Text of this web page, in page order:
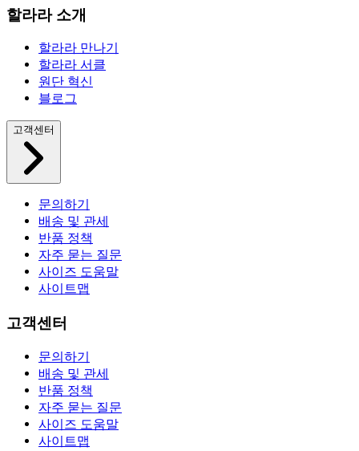
할라라 소개
할라라 만나기
할라라 서클
원단 혁신
블로그
고객센터
문의하기
배송 및 관세
반품 정책
자주 묻는 질문
사이즈 도움말
사이트맵
고객센터
문의하기
배송 및 관세
반품 정책
자주 묻는 질문
사이즈 도움말
사이트맵